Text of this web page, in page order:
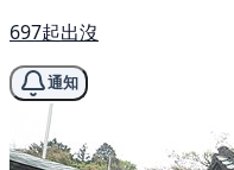
697起出沒
通知